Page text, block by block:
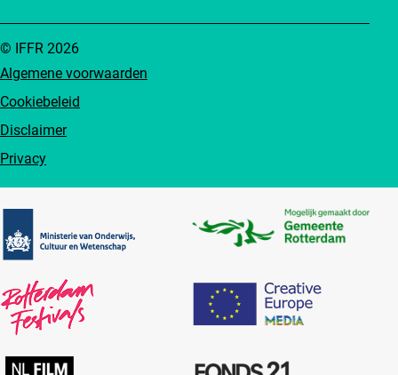
Algemene voorwaarden
Cookiebeleid
Disclaimer
Privacy
© IFFR 2026